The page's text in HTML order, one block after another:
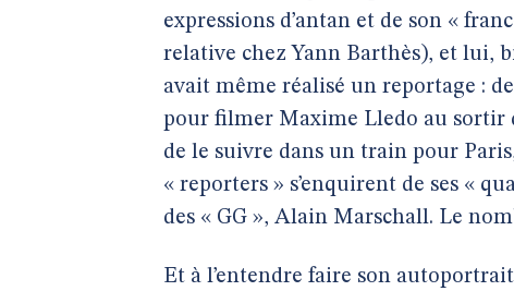
expressions d’antan et de son «
relative chez Yann Barthès), et lui,
avait même réalisé un reportage :
pour filmer Maxime Lledo au sortir
de le suivre dans un train pour
« reporters » s’enquirent de ses «
des « GG », Alain Marschall. Le
Et à l’entendre faire son